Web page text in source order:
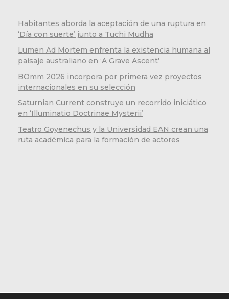
Habitantes aborda la aceptación de una ruptura en
‘Día con suerte’ junto a Tuchi Mudha
Lumen Ad Mortem enfrenta la existencia humana al
paisaje australiano en ‘A Grave Ascent’
BOmm 2026 incorpora por primera vez proyectos
internacionales en su selección
Saturnian Current construye un recorrido iniciático
en ‘Illuminatio Doctrinae Mysterii’
Teatro Goyenechus y la Universidad EAN crean una
ruta académica para la formación de actores